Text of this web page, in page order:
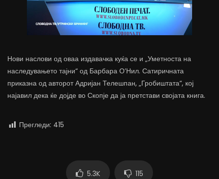
Нови наслови од оваа издавачка куќа се и „Уметноста на
наследувањето тајни“ од Барбара О’Нил. Сатиричната
приказна од авторот Адријан Телешпан, „Гробиштата“, кој
најавил дека ќе дојде во Скопје да ја претстави својата книга.
Прегледи: 415
5.3K 115